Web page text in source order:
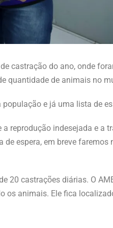
castração do ano, onde
quantidade de animais no
e já uma lista de
reprodução indesejada e a
espera, em breve faremos
20 castrações diárias. O
os animais. Ele fica